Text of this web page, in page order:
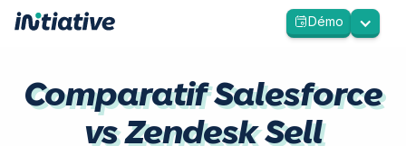
Démo
Comparatif Salesforce
vs Zendesk Sell